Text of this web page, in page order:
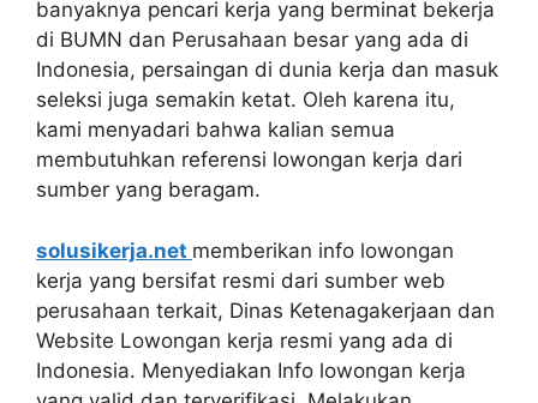
banyaknya pencari kerja yang berminat bekerja
di BUMN dan Perusahaan besar yang ada di
Indonesia, persaingan di dunia kerja dan masuk
seleksi juga semakin ketat. Oleh karena itu,
kami menyadari bahwa kalian semua
membutuhkan referensi lowongan kerja dari
sumber yang beragam.
solusikerja.net memberikan info lowongan
kerja yang bersifat resmi dari sumber web
perusahaan terkait, Dinas Ketenagakerjaan dan
Website Lowongan kerja resmi yang ada di
Indonesia. Menyediakan Info lowongan kerja